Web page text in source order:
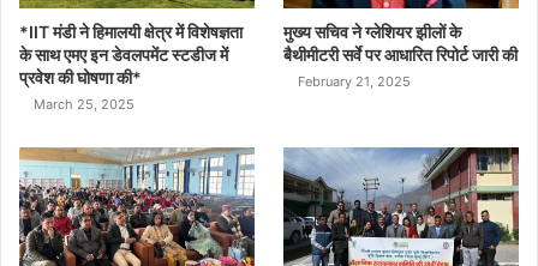
*IIT मंडी ने हिमालयी क्षेत्र में विशेषज्ञता
के साथ एमए इन डेवलपमेंट स्टडीज में
प्रवेश की घोषणा की*
March 25, 2025
मुख्य सचिव ने ग्लेशियर झीलों के
बैथीमीटरी सर्वे पर आधारित रिपोर्ट जारी की
February 21, 2025